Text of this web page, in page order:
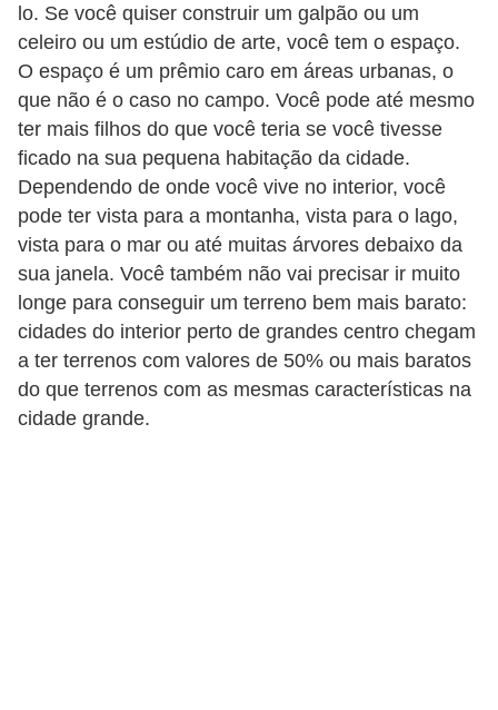
lo. Se você quiser construir um galpão ou um
celeiro ou um estúdio de arte, você tem o espaço.
O espaço é um prêmio caro em áreas urbanas, o
que não é o caso no campo. Você pode até mesmo
ter mais filhos do que você teria se você tivesse
ficado na sua pequena habitação da cidade.
Dependendo de onde você vive no interior, você
pode ter vista para a montanha, vista para o lago,
vista para o mar ou até muitas árvores debaixo da
sua janela. Você também não vai precisar ir muito
longe para conseguir um terreno bem mais barato:
cidades do interior perto de grandes centro chegam
a ter terrenos com valores de 50% ou mais baratos
do que terrenos com as mesmas características na
cidade grande.
M
o
t
i
v
a
ç
o
n
o
t
r